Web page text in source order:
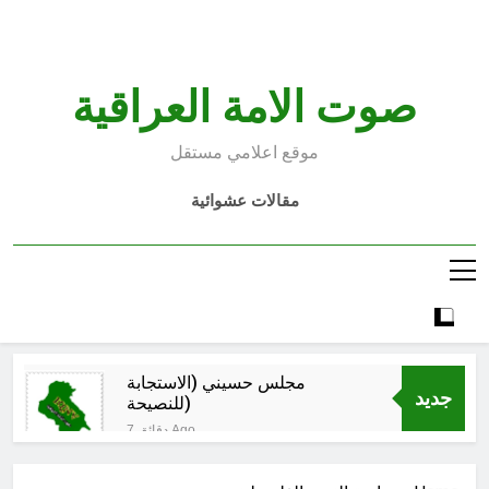
صوت الامة العراقية
موقع اعلامي مستقل
مقالات عشوائية
جديد
مجلس حسيني (الاستجابة
للنصيحة)
7 دقائق Ago